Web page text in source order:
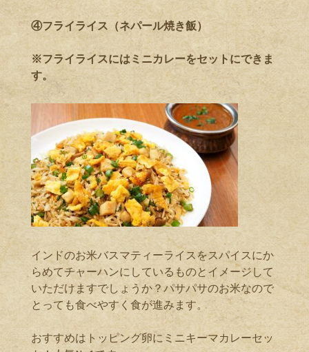
④フライライス（ネパール焼き飯）
※フライライスにはミニカレーをセットにできま
す。
インドのお米バスマティーライスをスパイスにか
らめてチャーハンにしているものとイメージして
いただけますでしょうか？パサパサのお米なので
とっても食べやすく食が進みます。
おすすめはトッピング卵にミニキーマカレーセッ